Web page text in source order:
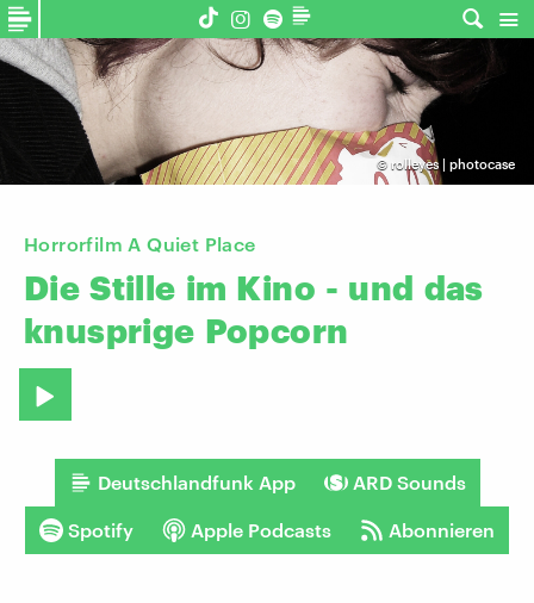
© rolleyes | photocase
Horrorfilm A Quiet Place
Die Stille im Kino - und das
knusprige Popcorn
Deutschlandfunk App ARD Sounds
Spotify Apple Podcasts Abonnieren